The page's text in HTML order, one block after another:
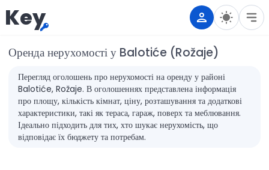
Key
Оренда нерухомості у Balotiće (Rožaje)
Перегляд оголошень про нерухомості на оренду у районі
Balotiće, Rožaje. В оголошеннях представлена інформація
про площу, кількість кімнат, ціну, розташування та додаткові
характеристики, такі як тераса, гараж, поверх та меблювання.
Ідеально підходить для тих, хто шукає нерухомість, що
відповідає їх бюджету та потребам.